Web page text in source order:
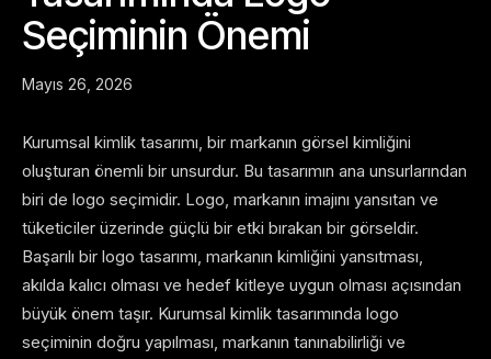
Seçiminin Önemi
Mayıs 26, 2026
Kurumsal kimlik tasarımı, bir markanın görsel kimliğini
oluşturan önemli bir unsurdur. Bu tasarımın ana unsurlarından
biri de logo seçimidir. Logo, markanın imajını yansıtan ve
tüketiciler üzerinde güçlü bir etki bırakan bir görseldir.
Başarılı bir logo tasarımı, markanın kimliğini yansıtması,
akılda kalıcı olması ve hedef kitleye uygun olması açısından
büyük önem taşır. Kurumsal kimlik tasarımında logo
seçiminin doğru yapılması, markanın tanınabilirliği ve